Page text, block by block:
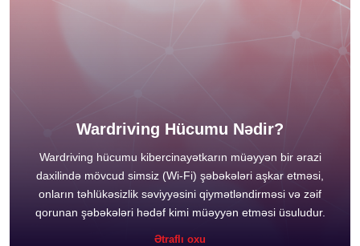
Wardriving Hücumu Nədir?
Wardriving hücumu kibercinayətkarın müəyyən bir ərazi
daxilində mövcud simsiz (Wi-Fi) şəbəkələri aşkar etməsi,
onların təhlükəsizlik səviyyəsini qiymətləndirməsi və zəif
qorunan şəbəkələri hədəf kimi müəyyən etməsi üsuludur.
Ətraflı oxu